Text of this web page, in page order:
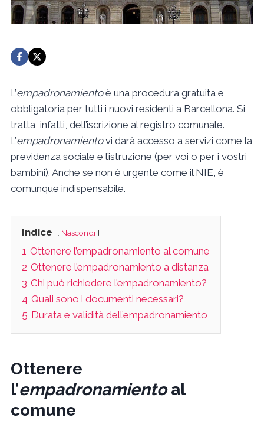
L’empadronamientoè una procedura gratuita e
obbligatoria per tutti i nuovi residenti a Barcellona. Si
tratta, infatti, dell’iscrizione al registro comunale.
L’empadronamientovi darà accesso a servizi come la
previdenza sociale e l’istruzione (per voi o per i vostri
bambini). Anche se non è urgente come il NIE, è
comunque indispensabile.
Indice Nascondi
1 Ottenere l’empadronamiento al comune
2 Ottenere l’empadronamiento a distanza
3 Chi può richiedere l’empadronamiento?
4 Quali sono i documenti necessari?
5 Durata e validità dell’empadronamiento
Ottenere
l’empadronamientoal
comune